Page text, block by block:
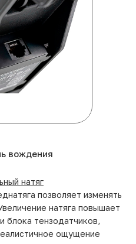
вождения
натяг
позволяет изменять
натяга повышает
блока тензодатчиков,
ощущение